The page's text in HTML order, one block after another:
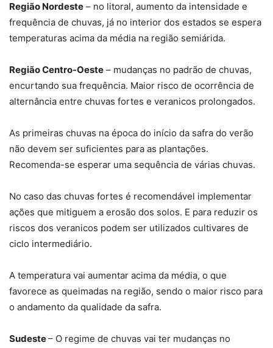
Região Nordeste – no litoral, aumento da intensidade e
frequência de chuvas, já no interior dos estados se espera
temperaturas acima da média na região semiárida.
Região Centro-Oeste – mudanças no padrão de chuvas,
encurtando sua frequência. Maior risco de ocorrência de
alternância entre chuvas fortes e veranicos prolongados.
As primeiras chuvas na época do início da safra do verão
não devem ser suficientes para as plantações.
Recomenda-se esperar uma sequência de várias chuvas.
No caso das chuvas fortes é recomendável implementar
ações que mitiguem a erosão dos solos. E para reduzir os
riscos dos veranicos podem ser utilizados cultivares de
ciclo intermediário.
A temperatura vai aumentar acima da média, o que
favorece as queimadas na região, sendo o maior risco para
o andamento da qualidade da safra.
Sudeste– O regime de chuvas vai ter mudanças no